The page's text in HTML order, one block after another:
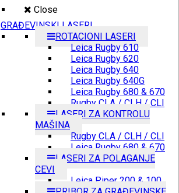
Close
GRAĐEVINSKI LASERI
ROTACIONI LASERI
Leica Rugby 610
Leica Rugby 620
Leica Rugby 640
Leica Rugby 640G
Leica Rugby 680 & 670
Rugby CLA / CLH / CLI
LASERI ZA KONTROLU
MAŠINA
Rugby CLA / CLH / CLI
Leica Rugby 680 & 670
LASERI ZA POLAGANJE
CEVI
Leica Piper 200 & 100